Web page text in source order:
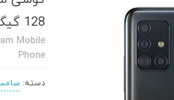
128 گیگابایت رم 4
Mobile
Phone
دسته: